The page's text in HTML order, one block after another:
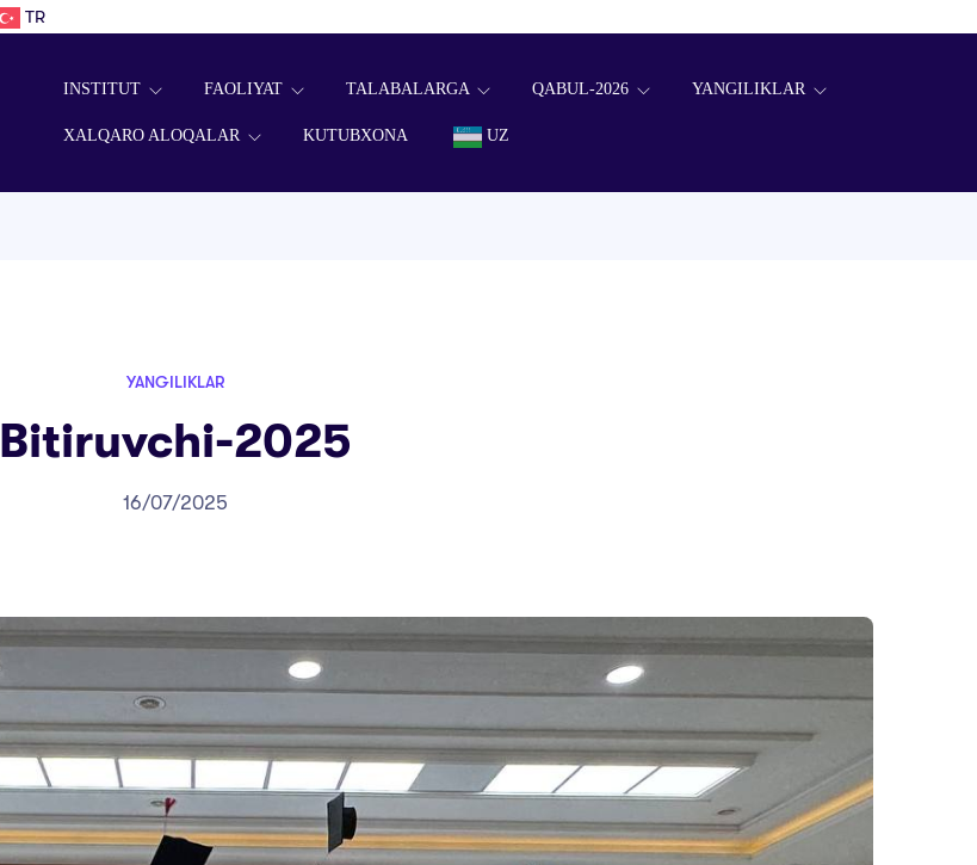
TR
INSTITUT FAOLIYAT TALABALARGA QABUL-2026 YANGILIKLAR
XALQARO ALOQALAR KUTUBXONA UZ
YANGILIKLAR
Bitiruvchi-2025
16/07/2025